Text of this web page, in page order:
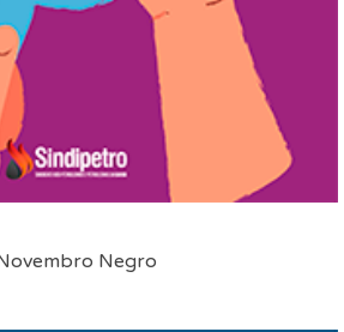
Negro